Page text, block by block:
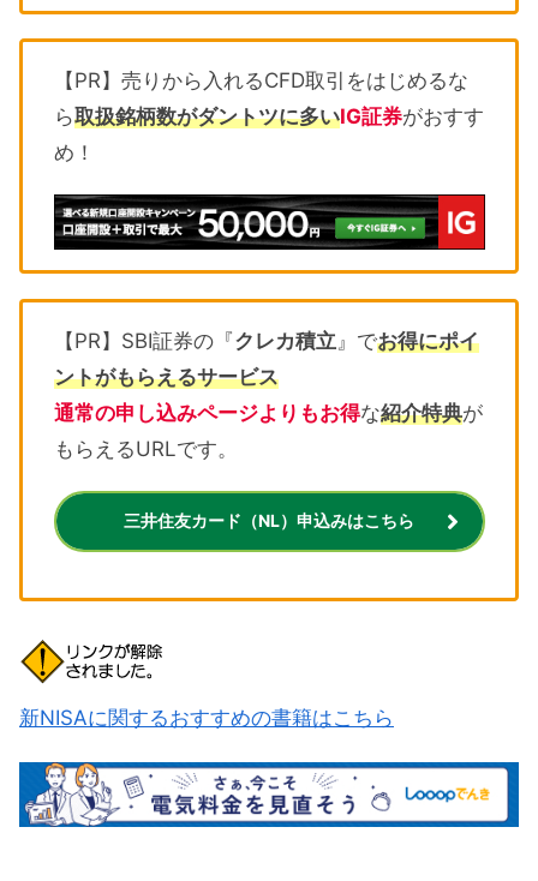
【PR】売りから入れるCFD取引をはじめるな
ら取扱銘柄数がダントツに多いIG証券がおすす
め！
【PR】SBI証券の『クレカ積立 』でお得にポイ
ントがもらえるサービス
通常の申し込みページよりもお得な紹介特典が
もらえるURLです。
三井住友カード（NL）申込みはこちら
新NISAに関するおすすめの書籍はこちら